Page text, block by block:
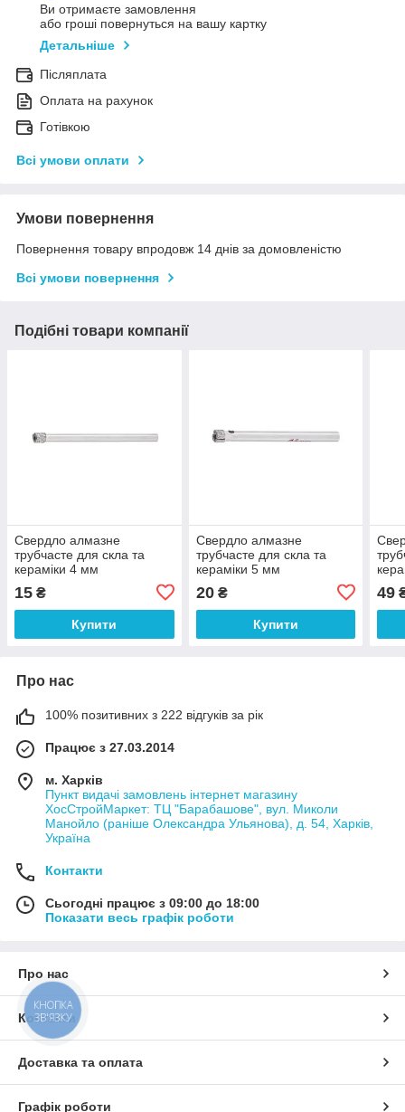
Ви отримаєте замовлення
або гроші повернуться на вашу картку
Детальніше
Післяплата
Оплата на рахунок
Готівкою
Всі умови оплати
Умови повернення
Повернення товару впродовж 14 днів за домовленістю
Всі умови повернення
Подібні товари компанії
Свердло алмазне
трубчасте для скла та
кераміки 4 мм
15 ₴
Купити
Свердло алмазне
трубчасте для скла та
кераміки 5 мм
20₴
Купити
49
Про нас
100% позитивних з 222 відгуків за рік
Працює з 27.03.2014
м. Харків
Пункт видачі замовлень інтернет магазину
ХосСтройМаркет: ТЦ "Барабашове", вул. Миколи
Манойло (раніше Олександра Ульянова), д. 54, Харків,
Україна
Контакти
Сьогодні працює з 09:00 до 18:00
Показати весь графік роботи
Про нас
Контакти
Доставка та оплата
Графік роботи
КНОПКА
ЗВ'ЯЗКУ